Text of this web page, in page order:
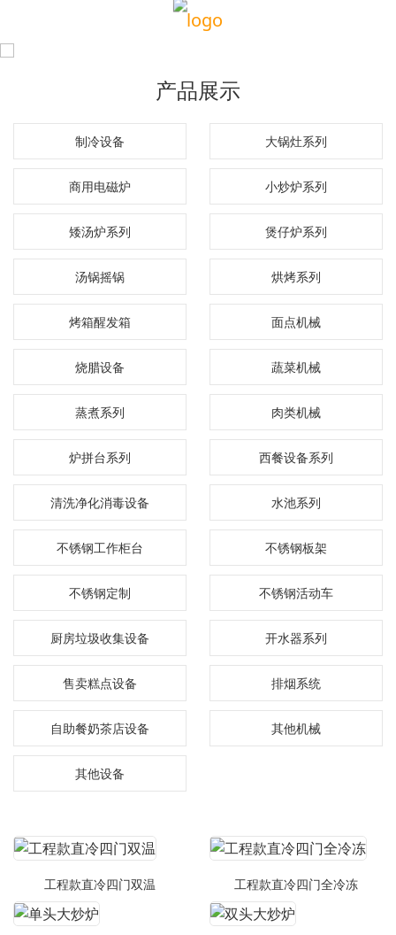
产品展示
制冷设备 大锅灶系列
商用电磁炉 小炒炉系列
矮汤炉系列 煲仔炉系列
汤锅摇锅 烘烤系列
烤箱醒发箱 面点机械
烧腊设备 蔬菜机械
蒸煮系列 肉类机械
炉拼台系列 西餐设备系列
清洗净化消毒设备 水池系列
不锈钢工作柜台 不锈钢板架
不锈钢定制 不锈钢活动车
厨房垃圾收集设备 开水器系列
售卖糕点设备 排烟系统
自助餐奶茶店设备 其他机械
其他设备
工程款直冷四门双温 工程款直冷四门全冷冻